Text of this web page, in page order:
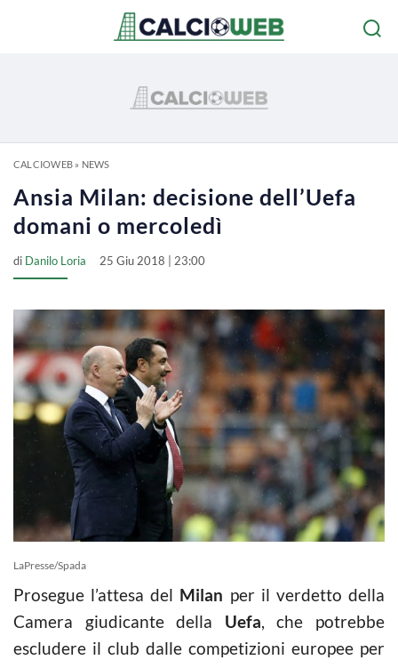
CALCIOWEB» NEWS
Ansia Milan: decisione dell’Uefa
domani o mercoledì
di Danilo Loria 25 Giu 2018 | 23:00
LaPresse/Spada
Prosegue l’attesa del Milan per il verdetto della
Camera giudicante della Uefa, che potrebbe
escludere il club dalle competizioni europee per